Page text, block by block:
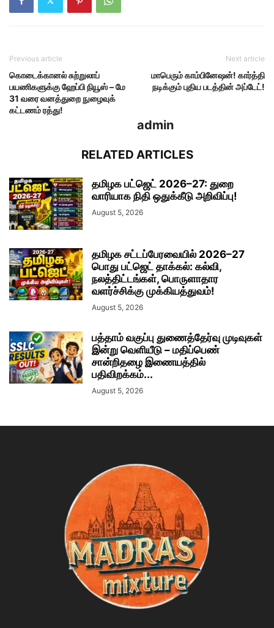
Previous article
கொடைக்கானல் சுற்றுலாப்
பயணிகளுக்கு ஹேப்பி நியூஸ் – மே
31 வரை வனத்துறை நுழைவுக்
கட்டணம் ரத்து!
Next article
மாபெரும் காம்பினேஷன்! கார்த்தி
நடிக்கும் புதிய படத்தின் அப்டேட்!
admin
RELATED ARTICLES
தமிழக பட்ஜெட் 2026–27: துறை
வாரியாக நிதி ஒதுக்கீடு அறிவிப்பு!
August 5, 2026
தமிழக சட்டப்பேரவையில் 2026–27
பொது பட்ஜெட் தாக்கல்: கல்வி,
நலத்திட்டங்கள், பொருளாதார
வளர்ச்சிக்கு முக்கியத்துவம்!
August 5, 2026
பத்தாம் வகுப்பு துணைத்தேர்வு முடிவுகள்
இன்று வெளியீடு – மதிப்பெண்
சான்றிதழை இணையத்தில்
பதிவிறக்கம்...
August 5, 2026